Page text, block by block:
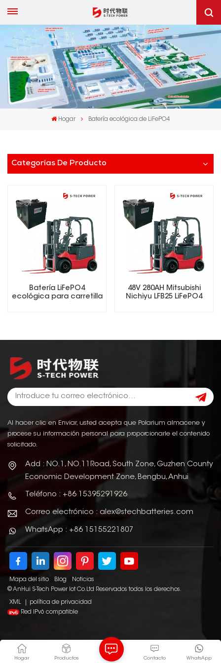
Hogar Batería ecológica de LiFePO4
Categorías De Producto
Batería LiFePO4
ecológica para carretilla
48V 280AH Mitsubishi
Nichiyu LFB25 LiFePO4
Al hacer clic en Enviar, usted acepta que Polarium almacene y
procese su información personal para proporcionarle el contenido
solicitado.
Add : NO.1, NO.11Road, South Zone, Guzhen County
Economic Development Zone, Bengbu, Anhui
Teléfono : +86 15395291926
Correo electrónico : alex@stechbatteries.com
WhatsApp : +86 15155221807
Mapa del sitio Blog
Noticias
© AnHui S-Tech Power Iot Co.Ltd Reservados todos los derechos.
XML
política de privacidad
Red IPv6 compatible
Hogar Productos WhatsApp
Contacto